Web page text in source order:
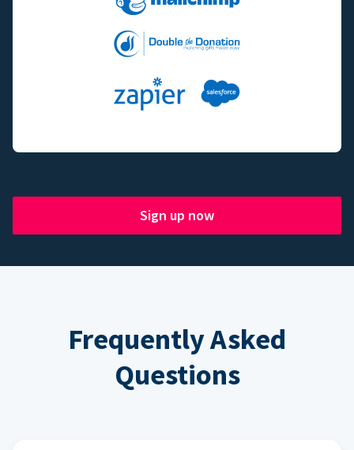
Sign up now
Frequently Asked
Questions